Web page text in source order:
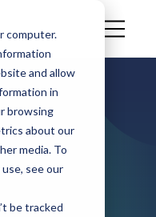
computer.
and allow
in
browsing
about our
media. To
see our
be tracked